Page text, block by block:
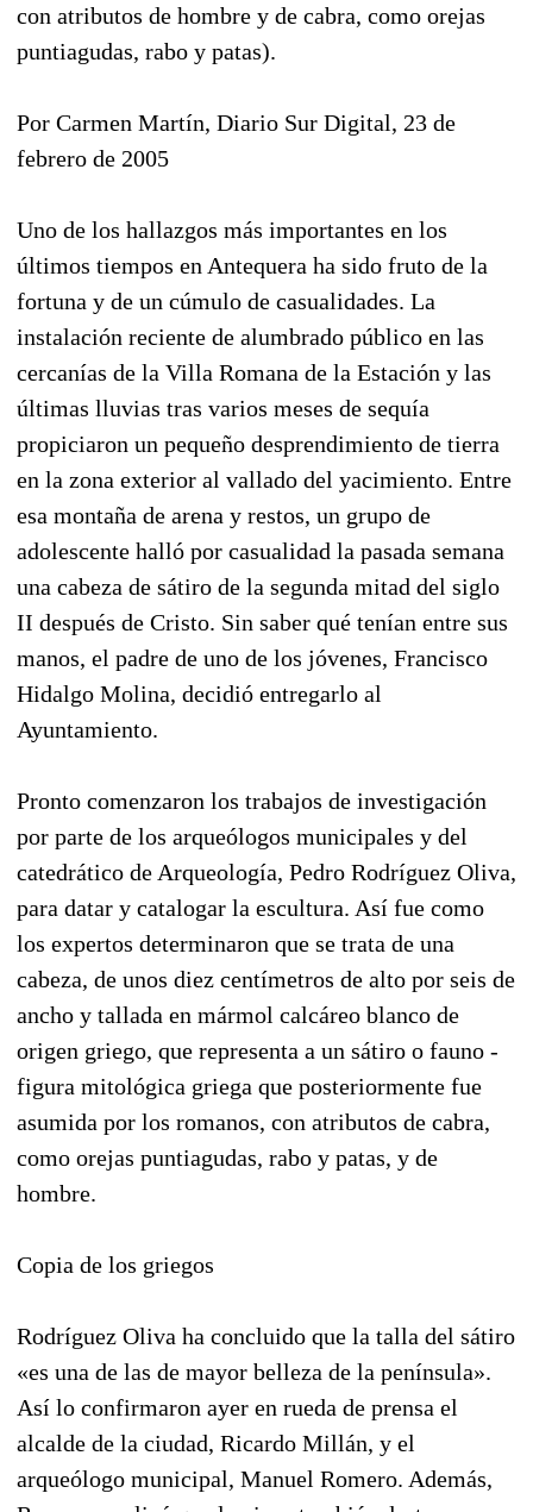
con atributos de hombre y de cabra, como orejas
puntiagudas, rabo y patas).
Por Carmen Martín, Diario Sur Digital, 23 de
febrero de 2005
Uno de los hallazgos más importantes en los
últimos tiempos en Antequera ha sido fruto de la
fortuna y de un cúmulo de casualidades. La
instalación reciente de alumbrado público en las
cercanías de la Villa Romana de la Estación y las
últimas lluvias tras varios meses de sequía
propiciaron un pequeño desprendimiento de tierra
en la zona exterior al vallado del yacimiento. Entre
esa montaña de arena y restos, un grupo de
adolescente halló por casualidad la pasada semana
una cabeza de sátiro de la segunda mitad del siglo
II después de Cristo. Sin saber qué tenían entre sus
manos, el padre de uno de los jóvenes, Francisco
Hidalgo Molina, decidió entregarlo al
Ayuntamiento.
Pronto comenzaron los trabajos de investigación
por parte de los arqueólogos municipales y del
catedrático de Arqueología, Pedro Rodríguez Oliva,
para datar y catalogar la escultura. Así fue como
los expertos determinaron que se trata de una
cabeza, de unos diez centímetros de alto por seis de
ancho y tallada en mármol calcáreo blanco de
origen griego, que representa a un sátiro o fauno -
figura mitológica griega que posteriormente fue
asumida por los romanos, con atributos de cabra,
como orejas puntiagudas, rabo y patas, y de
hombre.
Copia de los griegos
Rodríguez Oliva ha concluido que la talla del sátiro
«es una de las de mayor belleza de la península».
Así lo confirmaron ayer en rueda de prensa el
alcalde de la ciudad, Ricardo Millán, y el
arqueólogo municipal, Manuel Romero. Además,